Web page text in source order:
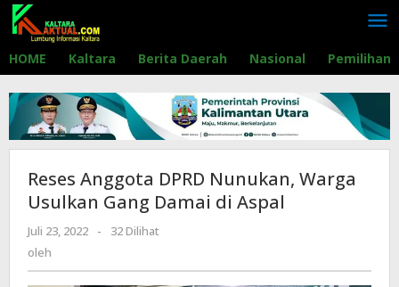
Lewati
konten
HOME Kaltara Berita Daerah Nasional Pemilihan
Reses Anggota DPRD Nunukan, Warga
Usulkan Gang Damai di Aspal
Juli 23, 2022 oleh
-
32 Dilihat
oleh